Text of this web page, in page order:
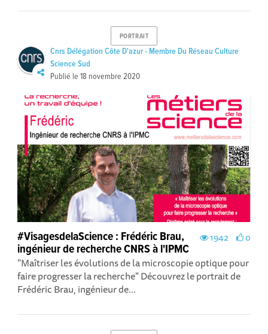
PORTRAIT
Cnrs Délégation Côte D'azur - Membre Du Réseau Culture
Science Sud
Publié le 18 novembre 2020
1942 0
#VisagesdelaScience : Frédéric Brau,
ingénieur de recherche CNRS à l'IPMC
"Maîtriser les évolutions de la microscopie optique pour
faire progresser la recherche" Découvrez le portrait de
Frédéric Brau, ingénieur de...